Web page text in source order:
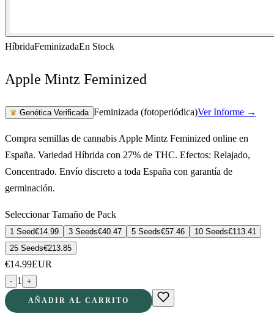
HíbridaFeminizadaEn Stock
Apple Mintz Feminized
♛ Genética Verificada Feminizada (fotoperiódica)Ver Informe →
Compra semillas de cannabis Apple Mintz Feminized online en
España. Variedad Híbrida con 27% de THC. Efectos: Relajado,
Concentrado. Envío discreto a toda España con garantía de
germinación.
Seleccionar Tamaño de Pack
1 Seed€14.99 3 Seeds€40.47 5 Seeds€57.46 10 Seeds€113.41
25 Seeds€213.85
€14.99EUR
- 1 +
AÑADIR AL CARRITO